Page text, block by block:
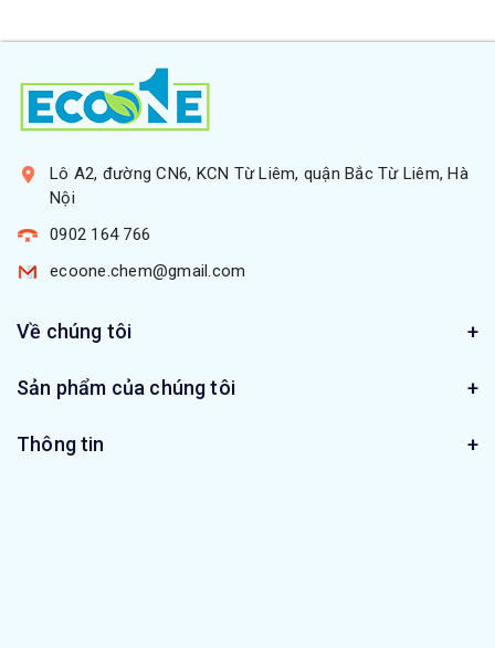
Lô A2, đường CN6, KCN Từ Liêm, quận Bắc Từ Liêm, Hà
Nội
0902 164 766
ecoone.chem@gmail.com
Về chúng tôi
Sản phẩm của chúng tôi
Thông tin